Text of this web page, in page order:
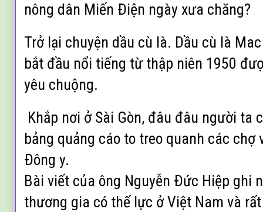
nông dân Miến Ðiện ngày xưa chăng?
Trở lại chuyện dầu cù là. Dầu cù là
bắt đầu nổi tiếng từ thập niên 1950
yêu chuộng.
Khắp nơi ở Sài Gòn, đâu đâu người ta
bảng quảng cáo to treo quanh các
Ðông y.
Bài viết của ông Nguyễn Ðức Hiệp ghi
thương gia có thế lực ở Việt Nam và